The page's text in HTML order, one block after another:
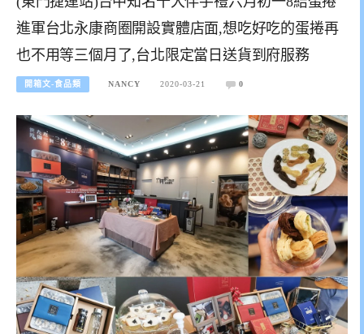
進軍台北永康商圈開設實體店面,想吃好吃的蛋捲再
也不用等三個月了,台北限定當日送貨到府服務
開箱文-食品類 NANCY 2020-03-21 0